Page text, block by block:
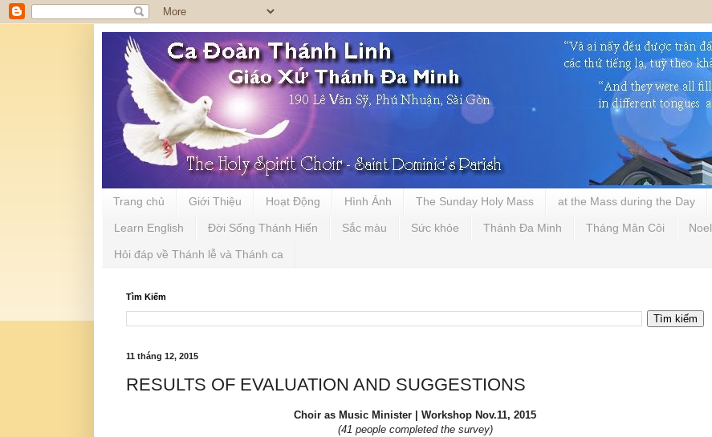
Trang chủ Giới Thiệu Hoạt Động Hình Ảnh The Sunday Holy Mass at the Mass during the Day
Learn English Đời Sống Thánh Hiến Sắc màu Sức khỏe Thánh Đa Minh Tháng Mân Côi Noel
Hỏi đáp về Thánh lễ và Thánh ca
Tìm Kiếm
11 tháng 12, 2015
RESULTS OF EVALUATION AND SUGGESTIONS
Choir as Music Minister | Workshop Nov.11, 2015
(41 people completed the survey)